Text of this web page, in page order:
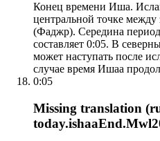
Конец времени Иша.
центральной точке
(Фаджр). Середина
составляет 0:05. В
может наступать после
случае время Ишаа
0:05
Missing translation